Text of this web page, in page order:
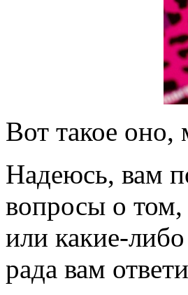
Вот такое
Надеюсь, вам
вопросы о том,
или какие-
рада вам